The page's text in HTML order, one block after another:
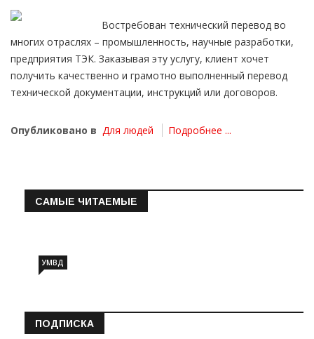
Востребован технический перевод во
многих отраслях – промышленность, научные разработки,
предприятия ТЭК. Заказывая эту услугу, клиент хочет
получить качественно и грамотно выполненный перевод
технической документации, инструкций или договоров.
Опубликовано в Для людей Подробнее ...
САМЫЕ ЧИТАЕМЫЕ
УМВД
ПОДПИСКА